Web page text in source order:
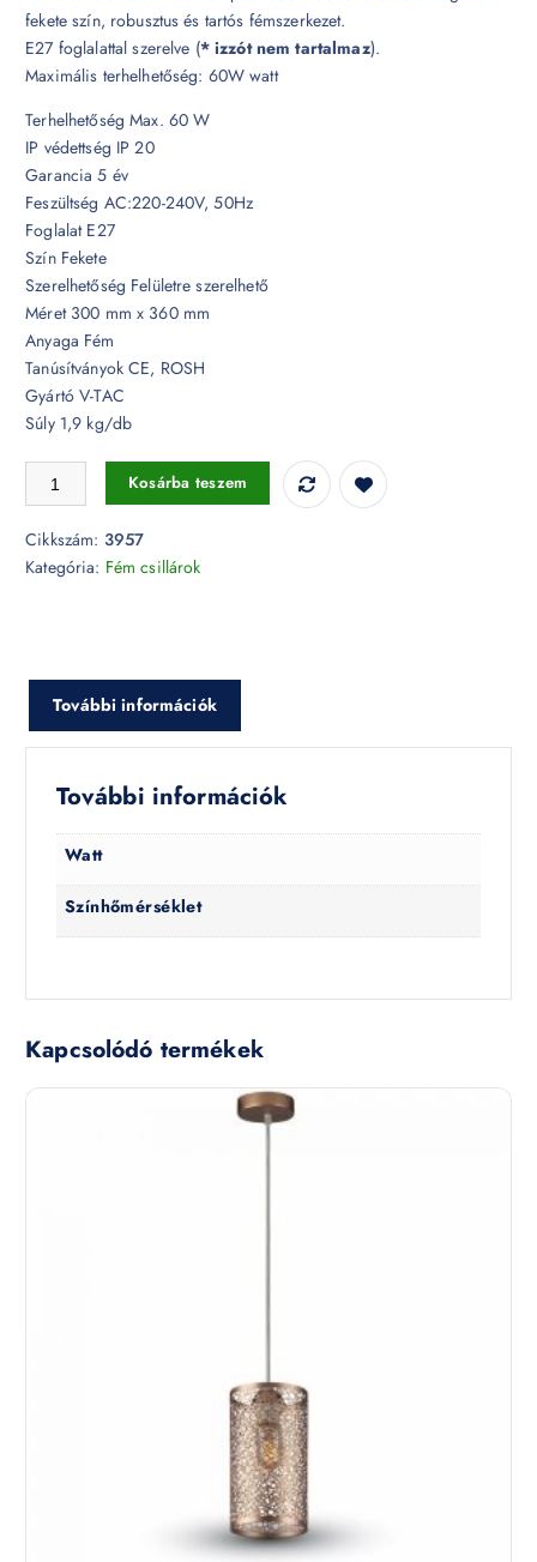
fekete szín, robusztus és tartós fémszerkezet.
E27 foglalattal szerelve (* izzót nem tartalmaz).
Maximális terhelhetőség: 60W watt
Terhelhetőség Max. 60 W
IP védettség IP 20
Garancia 5 év
Feszültség AC:220-240V, 50Hz
Foglalat E27
Szín Fekete
Szerelhetőség Felületre szerelhető
Méret 300 mm x 360 mm
Anyaga Fém
Tanúsítványok CE, ROSH
Gyártó V-TAC
Súly 1,9 kg/db
Fém medál lámpa-3, E27 foglalattal - 3957 mennyiség
Kosárba teszem
Cikkszám: 3957
Kategória: Fém csillárok
További információk
További információk
Watt
Színhőmérséklet
Kapcsolódó termékek